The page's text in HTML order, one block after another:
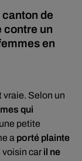
de
contre un
en
Selon un
qui
petite
a porté plainte
voisin car il ne